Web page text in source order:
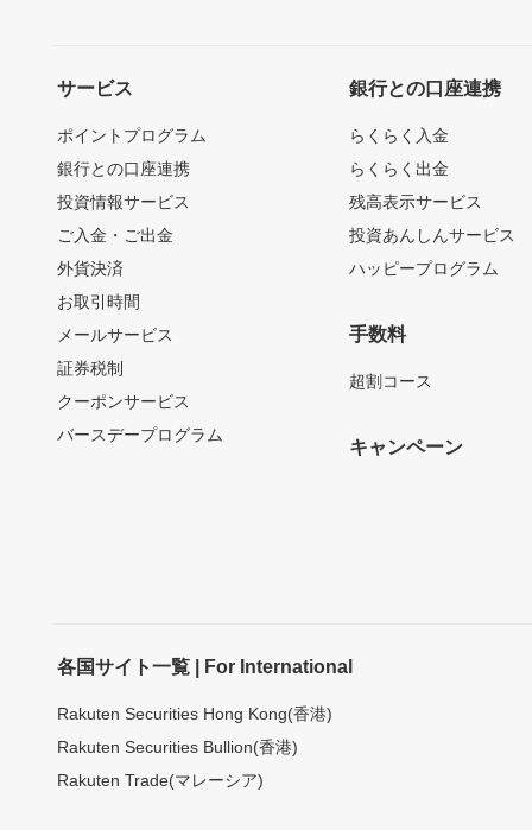
サービス
ポイントプログラム
銀行との口座連携
投資情報サービス
ご入金・ご出金
外貨決済
お取引時間
メールサービス
証券税制
クーポンサービス
バースデープログラム
銀行との口座連携
らくらく入金
らくらく出金
残高表示サービス
投資あんしんサービス
ハッピープログラム
手数料
超割コース
キャンペーン
各国サイト一覧 | For International
Rakuten Securities Hong Kong(香港)
Rakuten Securities Bullion(香港)
Rakuten Trade(マレーシア)